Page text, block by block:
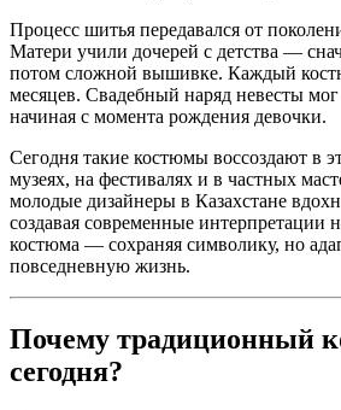
Процесс шитья передавался от
Матери учили дочерей с детства —
потом сложной вышивке. Каждый
месяцев. Свадебный наряд невесты
начиная с момента рождения девочки.
Сегодня такие костюмы воссоздают в
музеях, на фестивалях и в частных
молодые дизайнеры в Казахстане
создавая современные интерпретации
костюма — сохраняя символику, но
повседневную жизнь.
Почему традиционный
сегодня?